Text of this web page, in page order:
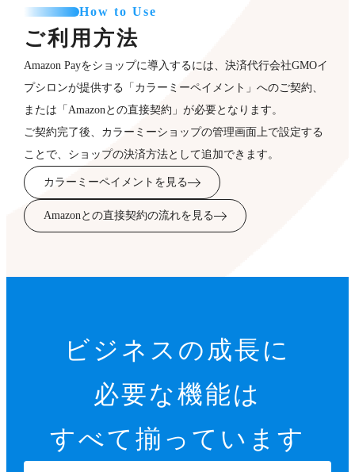
How to Use
ご利用方法
Amazon Payをショップに導入するには、決済代行会社GMOイ
プシロンが提供する「カラーミーペイメント」へのご契約、
または「Amazonとの直接契約」が必要となります。
ご契約完了後、カラーミーショップの管理画面上で設定する
ことで、ショップの決済方法として追加できます。
カラーミーペイメントを見る
Amazonとの直接契約の流れを見る
ビジネスの成長に
必要な機能は
すべて揃っています